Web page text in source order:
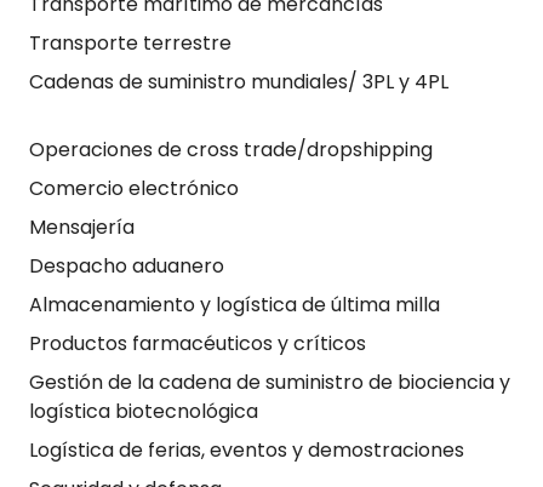
Transporte terrestre
Cadenas de suministro mundiales/ 3PL y 4PL
Operaciones de cross trade/dropshipping
Comercio electrónico
Mensajería
Despacho aduanero
Almacenamiento y logística de última milla
Productos farmacéuticos y críticos
Gestión de la cadena de suministro de biociencia y
logística biotecnológica
Logística de ferias, eventos y demostraciones